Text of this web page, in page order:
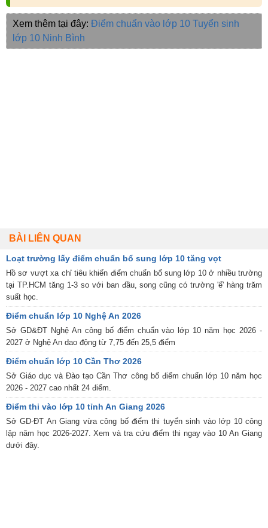
Xem thêm tại đây: Điểm chuẩn vào lớp 10 Tuyển sinh
lớp 10 Ninh Bình
BÀI LIÊN QUAN
Loạt trường lấy điểm chuẩn bổ sung lớp 10 tăng vọt
Hồ sơ vượt xa chỉ tiêu khiến điểm chuẩn bổ sung lớp 10 ở nhiều trường
tại TP.HCM tăng 1-3 so với ban đầu, song cũng có trường 'ế' hàng trăm
suất học.
Điểm chuẩn lớp 10 Nghệ An 2026
Sở GD&ĐT Nghệ An công bố điểm chuẩn vào lớp 10 năm học 2026 -
2027 ở Nghệ An dao động từ 7,75 đến 25,5 điểm
Điểm chuẩn lớp 10 Cần Thơ 2026
Sở Giáo dục và Đào tạo Cần Thơ công bố điểm chuẩn lớp 10 năm học
2026 - 2027 cao nhất 24 điểm.
Điểm thi vào lớp 10 tỉnh An Giang 2026
Sở GD-ĐT An Giang vừa công bố điểm thi tuyển sinh vào lớp 10 công
lập năm học 2026-2027. Xem và tra cứu điểm thi ngay vào 10 An Giang
dưới đây.